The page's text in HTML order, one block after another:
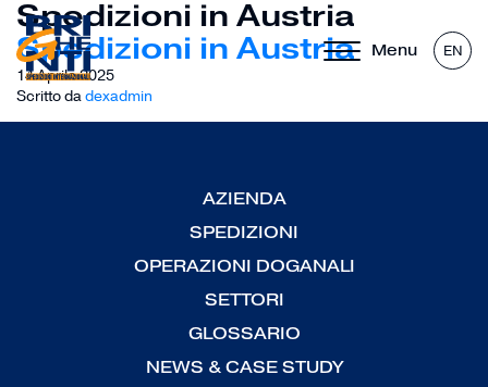
Menu EN
Spedizioni in Austria
Spedizioni in Austria
14 Aprile 2025
Scritto dadexadmin
AZIENDA
SPEDIZIONI
OPERAZIONI DOGANALI
SETTORI
GLOSSARIO
NEWS & CASE STUDY